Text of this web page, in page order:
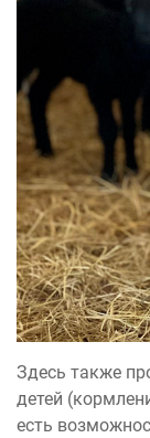
Здесь также
детей
есть